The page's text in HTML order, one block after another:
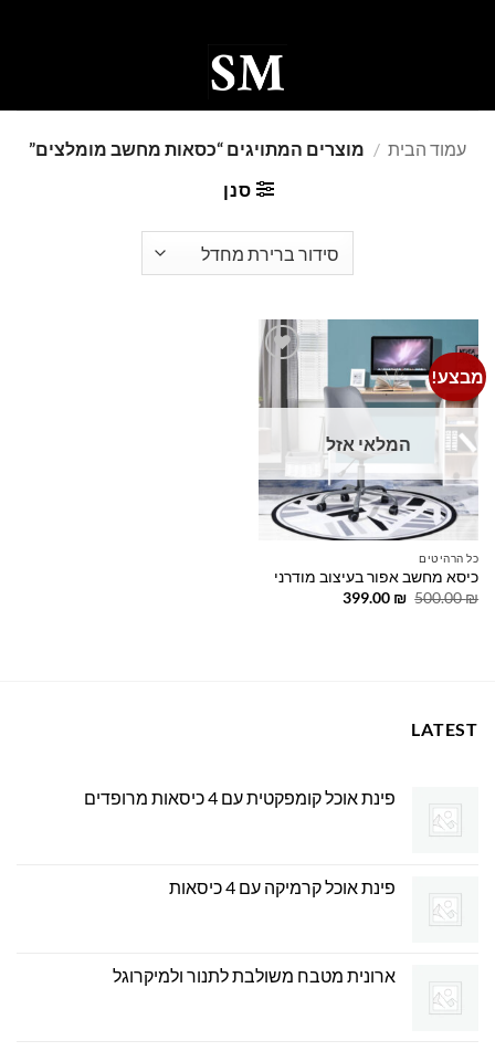
עמוד הבית / מוצרים המתויגים “כסאות מחשב מומלצים”
סנן
מבצע!
המלאי אזל
כל הרהיטים
כיסא מחשב אפור בעיצוב מודרני
500.00₪
המחיר
399.00 ₪
המחיר
LATEST
פינת אוכל קומפקטית עם 4 כיסאות מרופדים
פינת אוכל קרמיקה עם 4 כיסאות
ארונית מטבח משולבת לתנור ולמיקרוגל